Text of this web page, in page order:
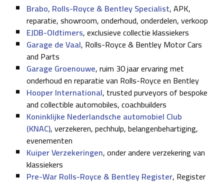
Brabo, Rolls-Royce & Bentley Specialist, APK,
reparatie, showroom, onderhoud, onderdelen, verkoop
EJDB-Oldtimers, exclusieve collectie klassiekers
Garage de Vaal, Rolls-Royce & Bentley Motor Cars
and Parts
Garage Groenouwe, ruim 30 jaar ervaring met
onderhoud en reparatie van Rolls-Royce en Bentley
Hooper International, trusted purveyors of bespoke
and collectible automobiles, coachbuilders
Koninklijke Nederlandsche automobiel Club
(KNAC), verzekeren, pechhulp, belangenbehartiging,
evenementen
Kuiper Verzekeringen, onder andere verzekering van
klassiekers
Pre-War Rolls-Royce & Bentley Register, Register